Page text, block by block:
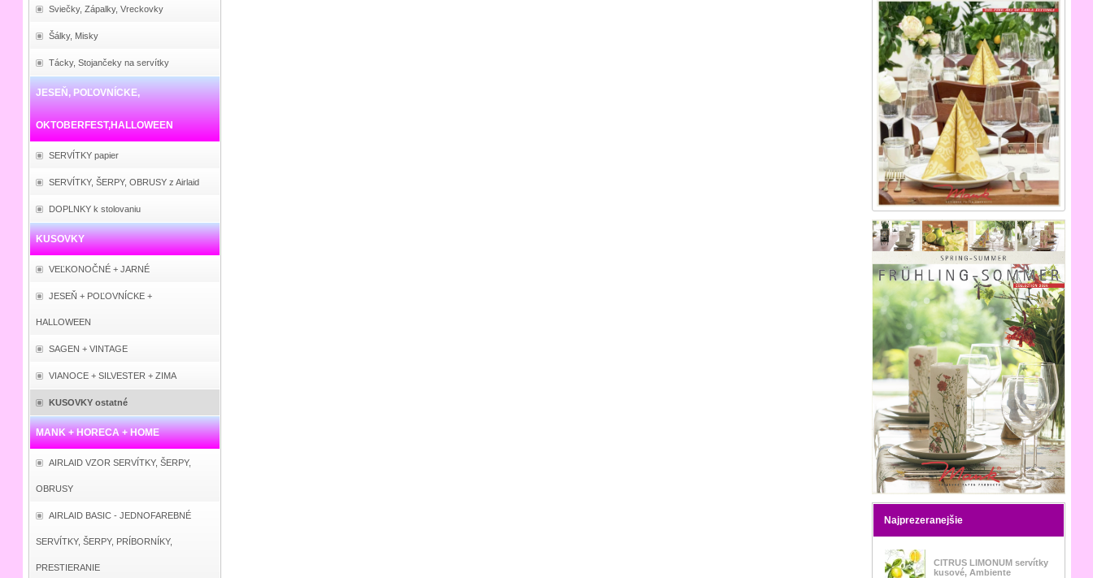
Sviečky, Zápalky, Vreckovky
Šálky, Misky
Tácky, Stojančeky na servítky
JESEŇ, POĽOVNÍCKE,
OKTOBERFEST,HALLOWEEN
SERVÍTKY papier
SERVÍTKY, ŠERPY, OBRUSY z Airlaid
DOPLNKY k stolovaniu
KUSOVKY
VEĽKONOČNÉ + JARNÉ
JESEŇ + POĽOVNÍCKE +
HALLOWEEN
SAGEN + VINTAGE
VIANOCE + SILVESTER + ZIMA
KUSOVKY ostatné
MANK + HORECA + HOME
AIRLAID VZOR SERVÍTKY, ŠERPY,
OBRUSY
AIRLAID BASIC - JEDNOFAREBNÉ
SERVÍTKY, ŠERPY, PRÍBORNÍKY,
PRESTIERANIE
Najprezeranejšie
CITRUS LIMONUM servítky
kusové, Ambiente